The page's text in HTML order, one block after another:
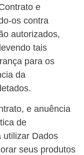
e
os contra
autorizados,
tais
para os
da
e anuência
de
utilizar Dados
seus produtos